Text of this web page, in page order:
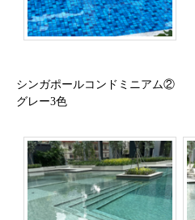
シンガポールコンドミニアム②
グレー3色